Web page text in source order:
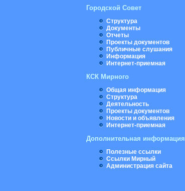
Городской Совет
Структура
Документы
Отчеты
Проекты документов
Публичные слушания
Информация
Интернет-приемная
КСК Мирного
Общая информация
Структура
Деятельность
Проекты документов
Новости и объявления
Интернет-приемная
Дополнительная информация
Полезные ссылки
Ссылки Мирный
Администрация сайта